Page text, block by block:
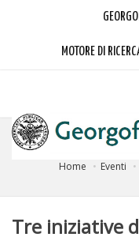
MOTORE DI
Home Eventi
Tre iniziative